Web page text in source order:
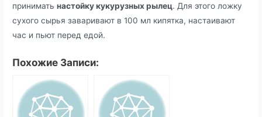
приниматьнастойку кукурузных рылец. Для этого ложку
сухого сырья заваривают в 100 мл кипятка, настаивают
час и пьют перед едой.
Похожие Записи: